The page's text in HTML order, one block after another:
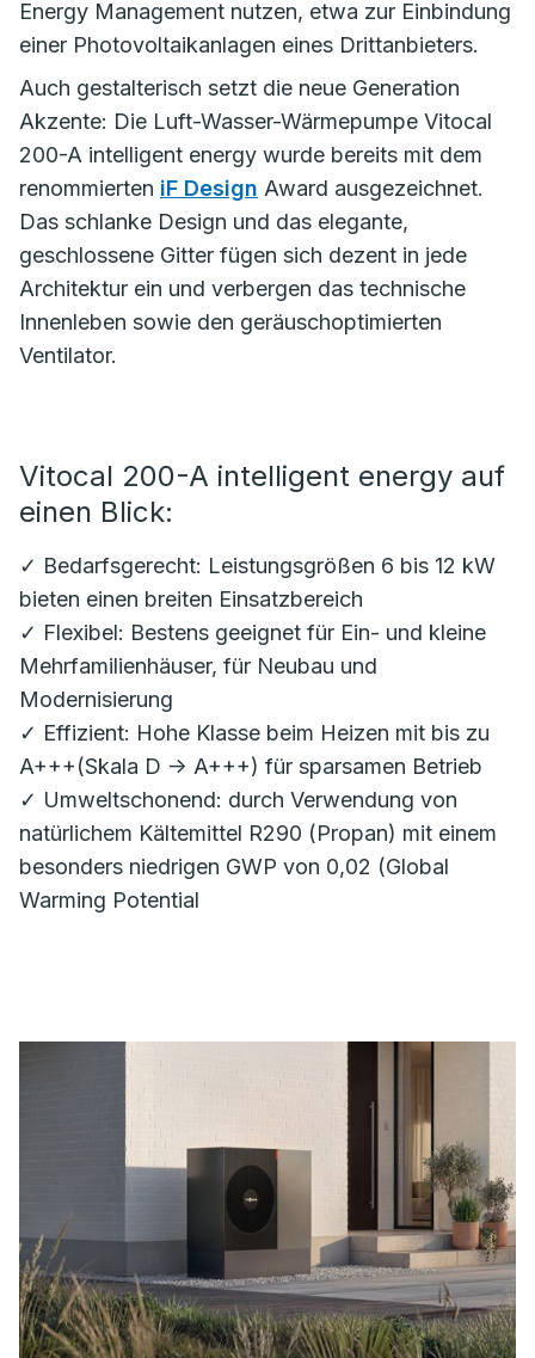
Energy Management nutzen, etwa zur Einbindung
einer Photovoltaikanlagen eines Drittanbieters.
Auch gestalterisch setzt die neue Generation
Akzente: Die Luft-Wasser-Wärmepumpe Vitocal
200-A intelligent energy wurde bereits mit dem
renommierten iF Design Award ausgezeichnet.
Das schlanke Design und das elegante,
geschlossene Gitter fügen sich dezent in jede
Architektur ein und verbergen das technische
Innenleben sowie den geräuschoptimierten
Ventilator.
Vitocal 200-A intelligent energy auf
einen Blick:
✓ Bedarfsgerecht: Leistungsgrößen 6 bis 12 kW
bieten einen breiten Einsatzbereich
✓ Flexibel: Bestens geeignet für Ein- und kleine
Mehrfamilienhäuser, für Neubau und
Modernisierung
✓ Effizient: Hohe Klasse beim Heizen mit bis zu
A+++(Skala D -> A+++) für sparsamen Betrieb
✓ Umweltschonend: durch Verwendung von
natürlichem Kältemittel R290 (Propan) mit einem
besonders niedrigen GWP von 0,02 (Global
Warming Potential